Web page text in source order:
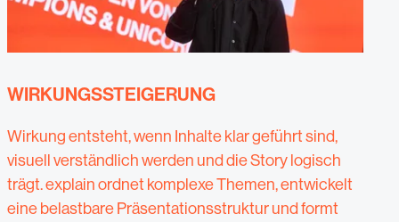
WIRKUNGSSTEIGERUNG
Wirkung entsteht, wenn Inhalte klar geführt sind,
visuell verständlich werden und die Story logisch
trägt. explain ordnet komplexe Themen, entwickelt
eine belastbare Präsentationsstruktur und formt